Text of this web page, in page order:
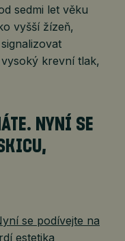
sedmi let věku
vyšší žízeň,
krevní tlak,
NYNÍ SE